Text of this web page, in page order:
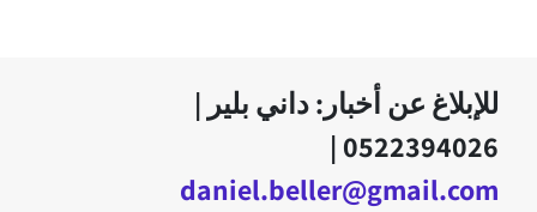
للإبلاغ عن أخبار: داني بلير |
0522394026 |
daniel.beller@gmail.com